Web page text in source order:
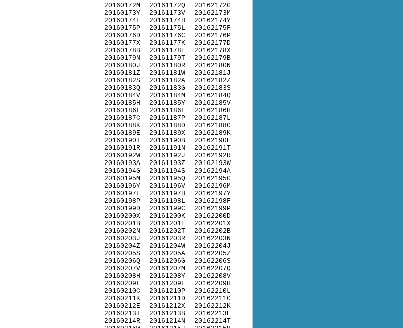
20160172M
20160173Y
20160174F
20160175P
20160176D
20160177X
20160178B
20160179N
20160180J
20160181Z
20160182S
20160183Q
20160184V
20160185H
20160186L
20160187C
20160188K
20160189E
20160190T
20160191R
20160192W
20160193A
20160194G
20160195M
20160196Y
20160197F
20160198P
20160199D
20160200X
20160201B
20160202N
20160203J
20160204Z
20160205S
20160206Q
20160207V
20160208H
20160209L
20160210C
20160211K
20160212E
20160213T
20160214R
20161172Q
20161173V
20161174H
20161175L
20161176C
20161177K
20161178E
20161179T
20161180R
20161181W
20161182A
20161183G
20161184M
20161185Y
20161186F
20161187P
20161188D
20161189X
20161190B
20161191N
20161192J
20161193Z
20161194S
20161195Q
20161196V
20161197H
20161198L
20161199C
20161200K
20161201E
20161202T
20161203R
20161204W
20161205A
20161206G
20161207M
20161208Y
20161209F
20161210P
20161211D
20161212X
20161213B
20161214N
20162172G
20162173M
20162174Y
20162175F
20162176P
20162177D
20162178X
20162179B
20162180N
20162181J
20162182Z
20162183S
20162184Q
20162185V
20162186H
20162187L
20162188C
20162189K
20162190E
20162191T
20162192R
20162193W
20162194A
20162195G
20162196M
20162197Y
20162198F
20162199P
20162200D
20162201X
20162202B
20162203N
20162204J
20162205Z
20162206S
20162207Q
20162208V
20162209H
20162210L
20162211C
20162212K
20162213E
20162214T